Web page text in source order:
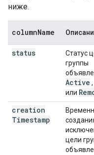
ниже.
columnName
status
Статус
группы
Active ,
или
creation
Timestamp
цели